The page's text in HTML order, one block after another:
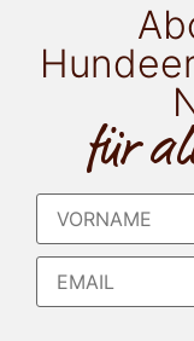
für